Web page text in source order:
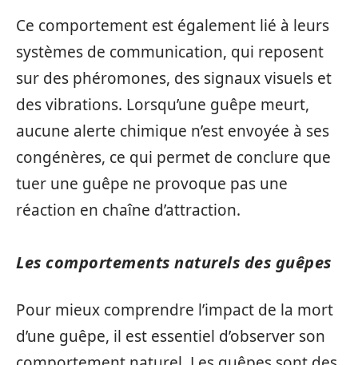
Ce comportement est également lié à leurs
systèmes de communication, qui reposent
sur des phéromones, des signaux visuels et
des vibrations. Lorsqu’une guêpe meurt,
aucune alerte chimique n’est envoyée à ses
congénères, ce qui permet de conclure que
tuer une guêpe ne provoque pas une
réaction en chaîne d’attraction.
Les comportements naturels des guêpes
Pour mieux comprendre l’impact de la mort
d’une guêpe, il est essentiel d’observer son